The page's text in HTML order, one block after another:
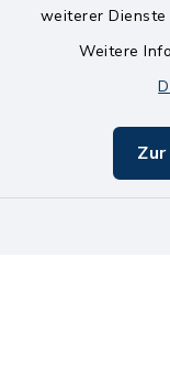
weiterer
Weitere